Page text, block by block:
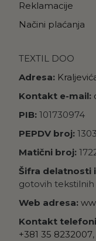
Reklamacije
Načini plaćanja
TEXTIL DOO
Adresa:
Kontakt e-mail:
PIB: 101730974
PEPDV broj:
Matični broj:
Šifra delatnosti
gotovih
Web adresa:
Kontakt
+381 35 8232007,